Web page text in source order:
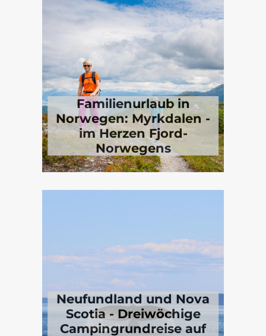
Familienurlaub in
Norwegen: Myrkdalen -
im Herzen Fjord-
Norwegens
Neufundland und Nova
Scotia - Dreiwöchige
Campingrundreise auf